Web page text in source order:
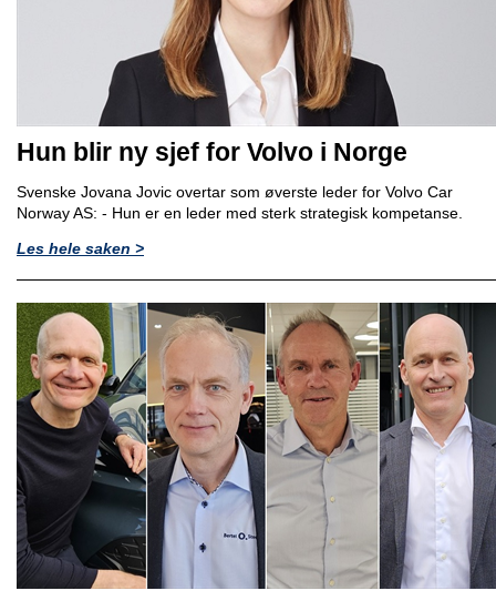
Hun blir ny sjef for Volvo i Norge
Svenske Jovana Jovic overtar som øverste leder for Volvo Car
Norway AS: - Hun er en leder med sterk strategisk kompetanse.
Les hele saken >